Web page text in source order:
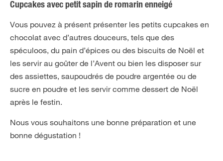
Cupcakes avec petit sapin de romarin enneigé
Vous pouvez à présent présenter les petits cupcakes en
chocolat avec d’autres douceurs, tels que des
spéculoos, du pain d’épices ou des biscuits de Noël et
les servir au goûter de l’Avent ou bien les disposer sur
des assiettes, saupoudrés de poudre argentée ou de
sucre en poudre et les servir comme dessert de Noël
après le festin.
Nous vous souhaitons une bonne préparation et une
bonne dégustation !